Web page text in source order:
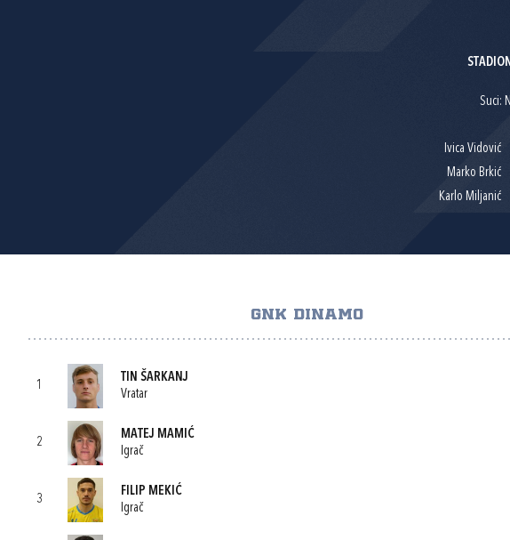
Suci:
Ivica Vidović
Marko Brkić
Karlo Miljanić
GNK DINAMO
1
TIN ŠARKANJ
Vratar
2
MATEJ MAMIĆ
Igrač
3
FILIP MEKIĆ
Igrač